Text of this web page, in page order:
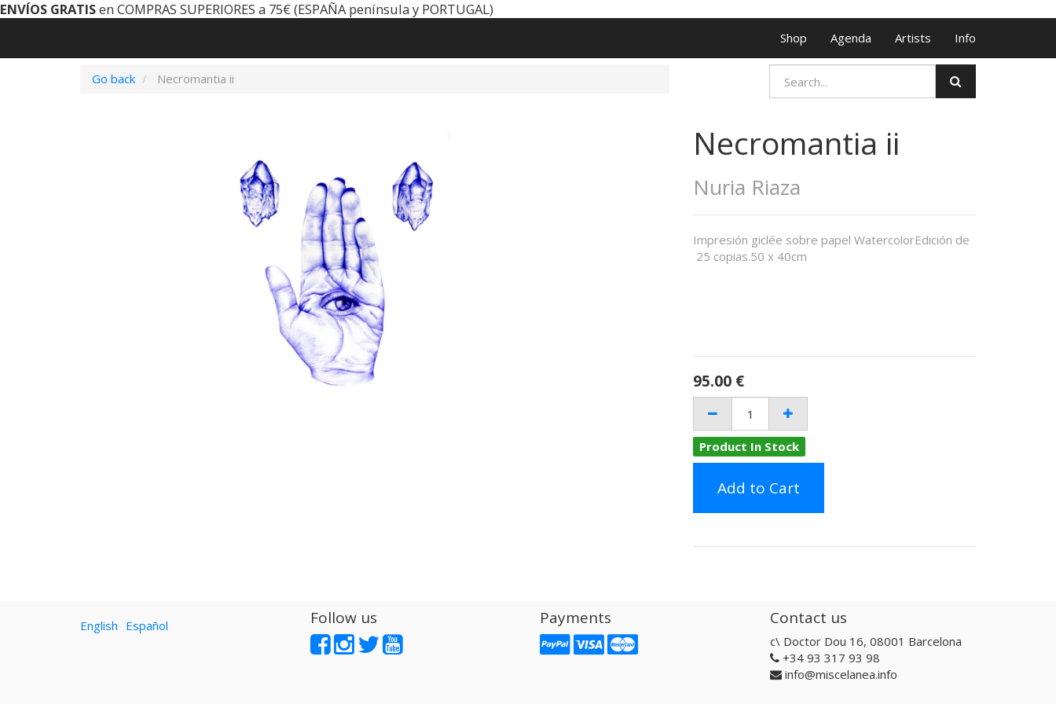
ENVÍOS GRATISen COMPRAS SUPERIORES a 75€ (ESPAÑA península y PORTUGAL)
Shop Agenda Artists Info
Go back Necromantia ii
Necromantia ii
Nuria Riaza
Impresión giclée sobre papel WatercolorEdición de
25 copias.50 x 40cm
95.00 €
Product In Stock
Add to Cart
English Español Follow us Payments Contact us
c\ Doctor Dou 16, 08001 Barcelona
+34 93 317 93 98
info@miscelanea.info